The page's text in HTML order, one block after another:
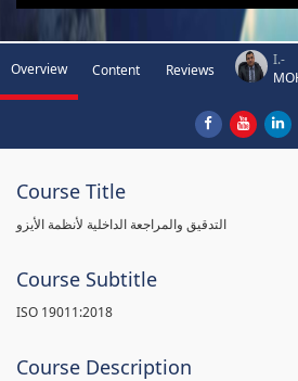
Overview Content Reviews
I.-
Course Title
التدقيق والمراجعة الداخلية لأنظمة الأيزو
Course Subtitle
ISO 19011:2018
Course Description